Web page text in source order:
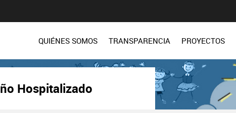
QUIÉNES SOMOS TRANSPARENCIA PROYECTOS
Hospitalizado